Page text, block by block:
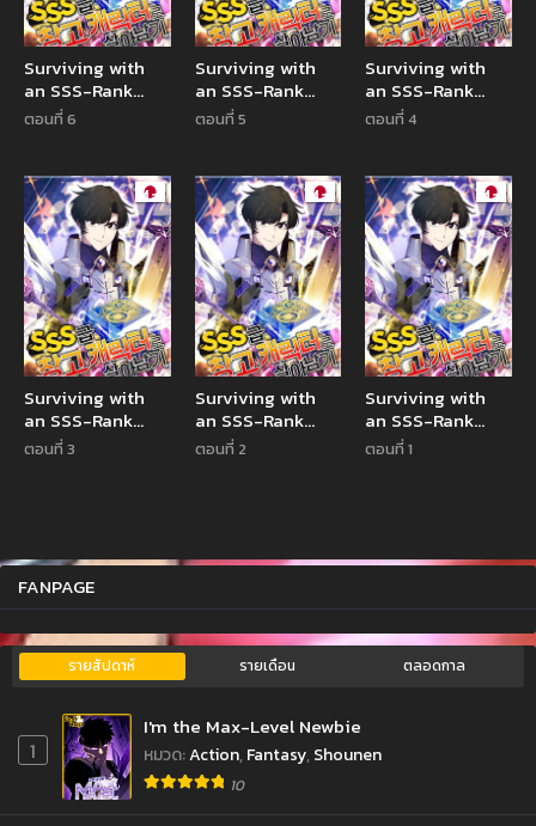
Surviving with
an SSS-Rank
Inventory
ตอนที่ 6
Surviving with
an SSS-Rank
Inventory
ตอนที่ 5
Surviving with
an SSS-Rank
Inventory
ตอนที่ 4
Manga
Surviving with
an SSS-Rank
Inventory
ตอนที่ 3
Manga
Surviving with
an SSS-Rank
Inventory
ตอนที่ 2
Manga
Surviving with
an SSS-Rank
Inventory
ตอนที่ 1
FANPAGE
รายสัปดาห์ รายเดือน ตลอดกาล
1
I'm the Max-Level Newbie
หมวด:Action, Fantasy, Shounen
10